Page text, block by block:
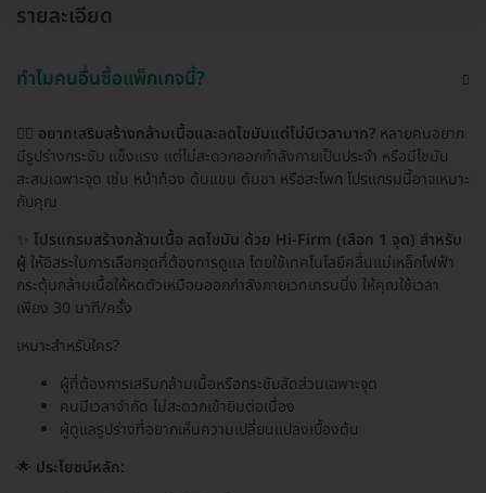
รายละเอียด
ทำไมคนอื่นซื้อแพ็กเกจนี้?
🏋️‍♀️ อยากเสริมสร้างกล้ามเนื้อและลดไขมันแต่ไม่มีเวลามาก? หลายคนอยาก
มีรูปร่างกระชับ แข็งแรง แต่ไม่สะดวกออกกำลังกายเป็นประจำ หรือมีไขมัน
สะสมเฉพาะจุด เช่น หน้าท้อง ต้นแขน ต้นขา หรือสะโพก โปรแกรมนี้อาจเหมาะ
กับคุณ
โปรแกรมสร้างกล้ามเนื้อ ลดไขมัน ด้วย Hi-Firm (เลือก 1 จุด) สำหรับ
ผู้ ให้อิสระในการเลือกจุดที่ต้องการดูแล โดยใช้เทคโนโลยีคลื่นแม่เหล็กไฟฟ้า
กระตุ้นกล้ามเนื้อให้หดตัวเหมือนออกกำลังกายเวทเทรนนิ่ง ให้คุณใช้เวลา
เพียง 30 นาที/ครั้ง
เหมาะสำหรับใคร?
ผู้ที่ต้องการเสริมกล้ามเนื้อหรือกระชับสัดส่วนเฉพาะจุด
คนมีเวลาจำกัด ไม่สะดวกเข้ายิมต่อเนื่อง
ผู้ดูแลรูปร่างที่อยากเห็นความเปลี่ยนแปลงเบื้องต้น
🌟 ประโยชน์หลัก: